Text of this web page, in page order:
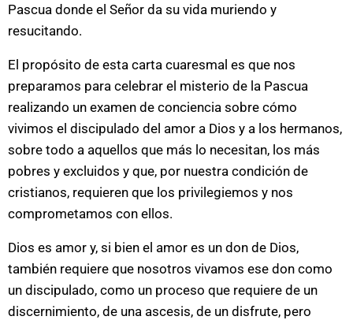
Pascua donde el Señor da su vida muriendo y
resucitando.
El propósito de esta carta cuaresmal es que nos
preparamos para celebrar el misterio de la Pascua
realizando un examen de conciencia sobre cómo
vivimos el discipulado del amor a Dios y a los hermanos,
sobre todo a aquellos que más lo necesitan, los más
pobres y excluidos y que, por nuestra condición de
cristianos, requieren que los privilegiemos y nos
comprometamos con ellos.
Dios es amor y, si bien el amor es un don de Dios,
también requiere que nosotros vivamos ese don como
un discipulado, como un proceso que requiere de un
discernimiento, de una ascesis, de un disfrute, pero